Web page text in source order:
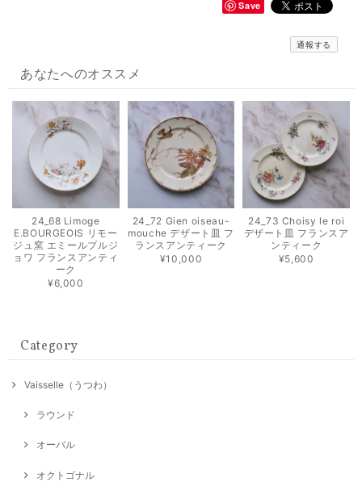
Save
通報する
あなたへのオススメ
24_68 Limoge
E.BOURGEOIS リモー
ジュ窯 エミールブルジ
ョワ フランスアンティ
ーク
¥6,000
24_72 Gien oiseau-
mouche デザート皿 フ
ランスアンティーク
¥10,000
24_73 Choisy le roi
デザート皿 フランスア
ンティーク
¥5,600
Category
Vaisselle（うつわ）
ラウンド
オーバル
オクトゴナル